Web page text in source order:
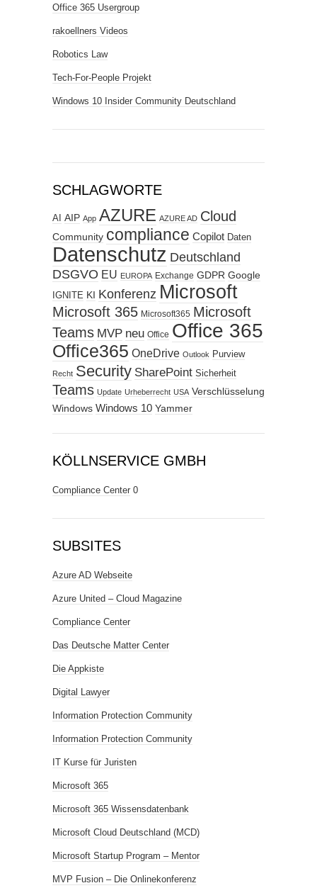
Office 365 Usergroup
rakoellners Videos
Robotics Law
Tech-For-People Projekt
Windows 10 Insider Community Deutschland
SCHLAGWORTE
AI AIP App AZURE AZURE AD Cloud
Community compliance Copilot Daten
Datenschutz Deutschland
DSGVO EU EUROPA Exchange GDPR Google
IGNITE KI Konferenz Microsoft
Microsoft 365 Microsoft365 Microsoft
Teams MVP neu Office Office 365
Office365 OneDrive Outlook Purview
Recht Security SharePoint Sicherheit
Teams Update Urheberrecht USA Verschlüsselung
Windows Windows 10 Yammer
KÖLLNSERVICE GMBH
Compliance Center 0
SUBSITES
Azure AD Webseite
Azure United – Cloud Magazine
Compliance Center
Das Deutsche Matter Center
Die Appkiste
Digital Lawyer
Information Protection Community
Information Protection Community
IT Kurse für Juristen
Microsoft 365
Microsoft 365 Wissensdatenbank
Microsoft Cloud Deutschland (MCD)
Microsoft Startup Program – Mentor
MVP Fusion – Die Onlinekonferenz